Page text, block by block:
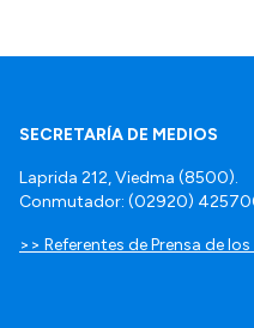
SECRETARÍA DE MEDIOS
Laprida 212, Viedma (8500).
Conmutador: (02920)
>> Referentes de Prensa de